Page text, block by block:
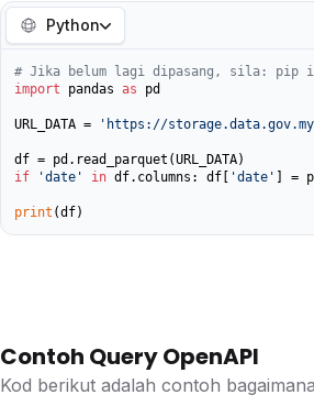
Python
# Jika belum lagi dipasang, sila: pip
import pandas as pd
URL_DATA = 'https://
if
'date' in df.columns: df[ 'date' ] =
print (df)
Contoh Query OpenAPI
Kod berikut adalah contoh